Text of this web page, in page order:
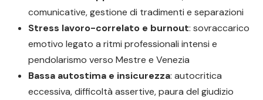
comunicative, gestione di tradimenti e separazioni
Stress lavoro-correlato e burnout: sovraccarico
emotivo legato a ritmi professionali intensi e
pendolarismo verso Mestre e Venezia
Bassa autostima e insicurezza: autocritica
eccessiva, difficoltà assertive, paura del giudizio